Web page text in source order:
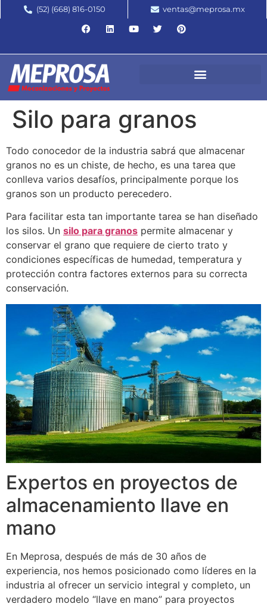
(52) (668) 816-0150 ventas@meprosa.mx
Silo para granos
Todo conocedor de la industria sabrá que almacenar
granos no es un chiste, de hecho, es una tarea que
conlleva varios desafíos, principalmente porque los
granos son un producto perecedero.
Para facilitar esta tan importante tarea se han diseñado
los silos. Un silo para granos permite almacenar y
conservar el grano que requiere de cierto trato y
condiciones específicas de humedad, temperatura y
protección contra factores externos para su correcta
conservación.
Expertos en proyectos de
almacenamiento llave en
mano
En Meprosa, después de más de 30 años de
experiencia, nos hemos posicionado como líderes en la
industria al ofrecer un servicio integral y completo, un
verdadero modelo “llave en mano” para proyectos